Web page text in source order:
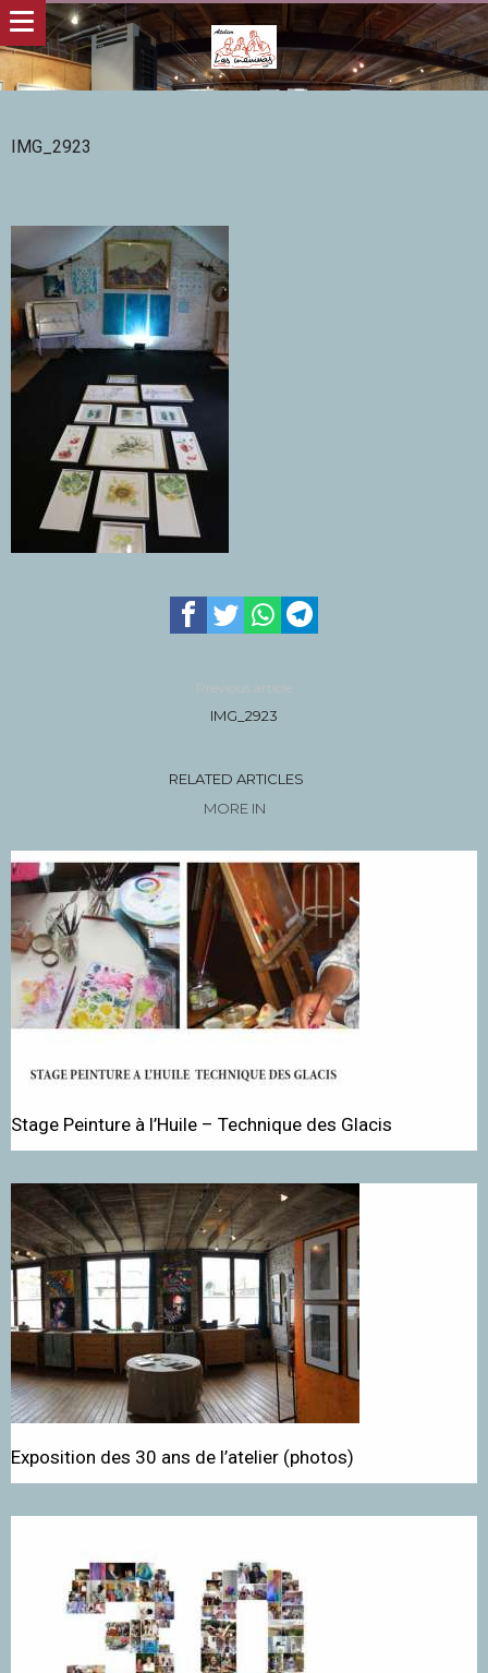
IMG_2923
Previous article
IMG_2923
RELATED ARTICLES
MORE IN
Stage Peinture à l’Huile – Technique des Glacis
Exposition des 30 ans de l’atelier (photos)